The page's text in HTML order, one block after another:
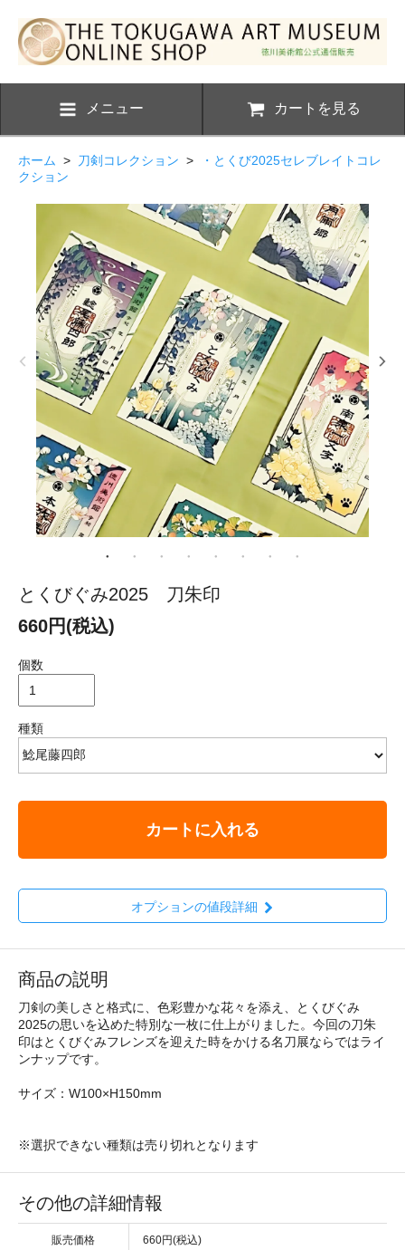
メニュー カートを見る
ホーム > 刀剣コレクション >
・とくび2025セレブレイトコレ
クション
とくびぐみ2025 刀朱印
660円(税込)
個数
種類
カートに入れる
オプションの値段詳細
商品の説明
刀剣の美しさと格式に、色彩豊かな花々を添え、とくびぐみ
2025の思いを込めた特別な一枚に仕上がりました。今回の刀朱
印はとくびぐみフレンズを迎えた時をかける名刀展ならではライ
ンナップです。
サイズ：W100×H150mm
※選択できない種類は売り切れとなります
その他の詳細情報
販売価格 660円(税込)